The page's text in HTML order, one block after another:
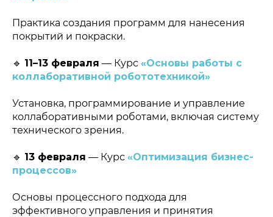
Практика создания программ для нанесения
покрытий и покраски.
🔹 11–13 февраля — Курс «Основы работы с
коллаборативной робототехникой»
Установка, программирование и управление
коллаборативными роботами, включая систему
технического зрения.
🔹 13 февраля — Курс «Оптимизация бизнес-
процессов»
Основы процессного подхода для
эффективного управления и принятия